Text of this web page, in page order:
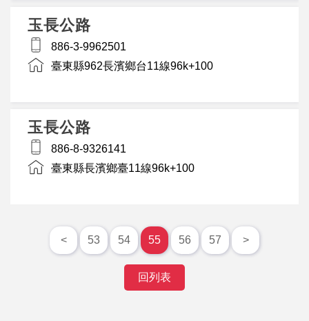
玉長公路
886-3-9962501
臺東縣962長濱鄉台11線96k+100
玉長公路
886-8-9326141
臺東縣長濱鄉臺11線96k+100
< 53 54 55 56 57 >
回列表